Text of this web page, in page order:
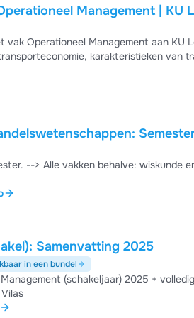
Management | KU
Operationeel Management aan KU
karakteristieken van
criteria, personenvervoer,
die leer
Samenvatting 2025
in een bundel
2025 + volledig uitgewerkte voorbeelden + alle
y Vilas